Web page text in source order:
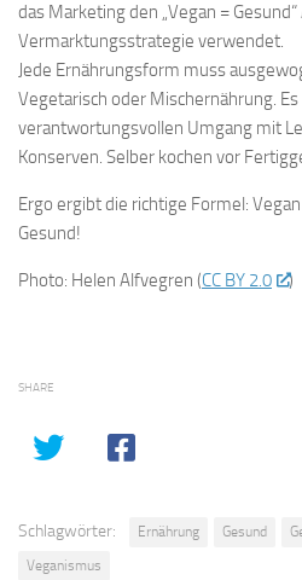
das Marketing den „Vegan =
Vermarktungsstrategie verwendet.
Jede Ernährungsform muss
Vegetarisch oder Mischernährung.
verantwortungsvollen Umgang mit
Konserven. Selber kochen vor
Ergo ergibt die richtige Formel:
Gesund!
Photo: Helen Alfvegren (CC BY 2.0 )
SHARE
Schlagwörter: Ernährung Gesund
Veganismus